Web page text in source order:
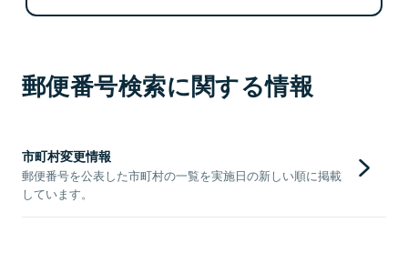
郵便番号検索に関する情報
市町村変更情報
郵便番号を公表した市町村の一覧を実施日の新しい順に掲載
しています。